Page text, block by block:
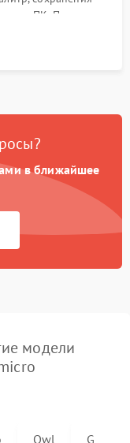
на ПК. Проверка
качества.
в ближайшее
модели
Owl G